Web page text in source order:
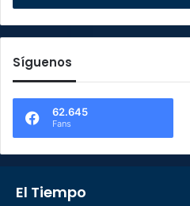
Síguenos
62.645
Fans
El Tiempo